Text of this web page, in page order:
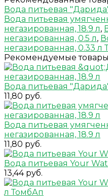
Вода питьевая
Вода питьевая
негазированная, 18.9 л,
негазированная, 0.5 л,
негазированная, 0.33 л
Рекомендуемые товары
Вода питьевая
11,80 руб.
Вода питьевая
негазированная, 18.9 л
11,80 руб.
Вода питьевая Your
13,44 руб.